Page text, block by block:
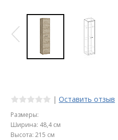
| Оставить отзыв
Размеры:
Ширина: 48,4 см
Высота: 215 см